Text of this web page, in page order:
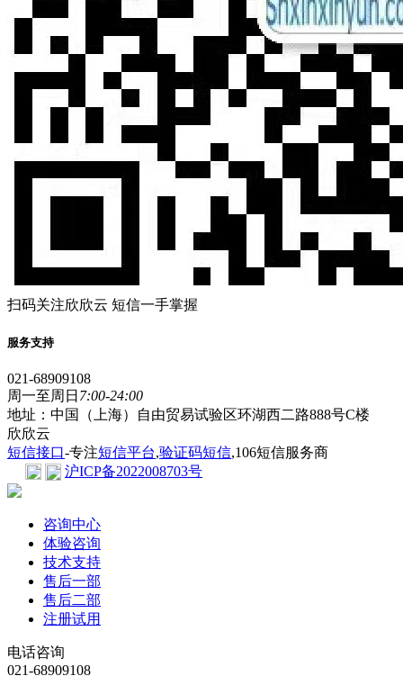
扫码关注欣欣云 短信一手掌握
服务支持
021-68909108
周一至周日 7:00-24:00
地址：中国（上海）自由贸易试验区环湖西二路888号C楼
欣欣云
短信接口-专注短信平台,验证码短信,106短信服务商
沪ICP备2022008703号
咨询中心
体验咨询
技术支持
售后一部
售后二部
注册试用
电话咨询
021-68909108